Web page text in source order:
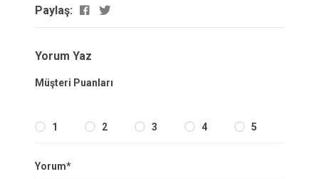
Paylaş:
Yorum Yaz
Müşteri Puanları
1 2 3 4 5
Yorum*